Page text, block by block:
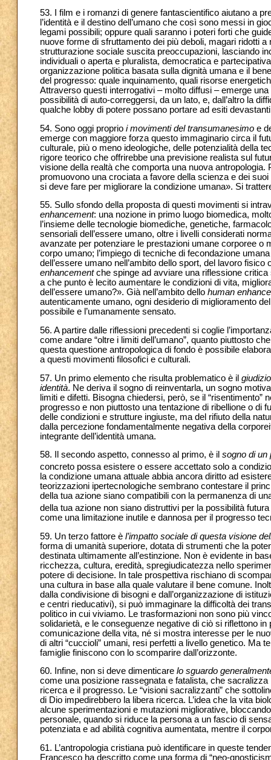
53. I film e i romanzi di genere fantascientifico aiutano a
l’identità e il destino dell’umano che così sono messi in
legami possibili; oppure quali saranno i poteri forti che
nuove forme di sfruttamento dei più deboli, magari ridotti
strutturazione sociale suscita preoccupazioni, lasciando
individuali o aperta e pluralista, democratica e
organizzazione politica basata sulla dignità umana e il
del progresso: quale inquinamento, quali risorse
Attraverso questi interrogativi – molto diffusi – emerge
possibilità di auto-correggersi, da un lato, e, dall’altro la
qualche lobby di potere possano portare ad esiti
54. Sono oggi proprio i movimenti del transumanesimo e
emerge con maggiore forza questo immaginario circa il
culturale, più o meno ideologiche, delle potenzialità della
rigore teorico che offrirebbe una previsione realista sul
visione della realtà che comporta una nuova
promuovono una crociata a favore della scienza e dei
si deve fare per migliorare la condizione umana». Si
55. Sullo sfondo della proposta di questi movimenti si
enhancement: una nozione in primo luogo biomedica,
l’insieme delle tecnologie biomediche, genetiche,
sensoriali dell’essere umano, oltre i livelli considerati
avanzate per potenziare le prestazioni umane corporee o
corpo umano; l’impiego di tecniche di fecondazione
dell’essere umano nell’ambito dello sport, del lavoro
enhancementche spinge ad avviare una riflessione
a che punto è lecito aumentare le condizioni di vita,
dell’essere umano?». Già nell’ambito dello human
autenticamente umano, ogni desiderio di miglioramento
possibile e l’umanamente sensato.
56. A partire dalle riflessioni precedenti si coglie
come andare “oltre i limiti dell’umano”, quanto piuttosto
questa questione antropologica di fondo è possibile
a questi movimenti filosofici e culturali.
57. Un primo elemento che risulta problematico è il
identità. Ne deriva il sogno di reinventarla, un sogno
limiti e difetti. Bisogna chiedersi, però, se il
progresso e non piuttosto una tentazione di ribellione o di
delle condizioni e strutture ingiuste, ma del rifiuto della
dalla percezione fondamentalmente negativa della
integrante dell’identità umana.
58. Il secondo aspetto, connesso al primo, è il sogno di un
concreto possa esistere o essere accettato solo a
la condizione umana attuale abbia ancora diritto ad
teorizzazioni ipertecnologiche sembrano contestare il
della tua azione siano compatibili con la permanenza di
della tua azione non siano distruttivi per la possibilità
come una limitazione inutile e dannosa per il progresso
59. Un terzo fattore è l’impatto sociale di questa visione
forma di umanità superiore, dotata di strumenti che la
destinata ultimamente all’estinzione. Non è evidente in
ricchezza, cultura, eredità, spregiudicatezza nello
potere di decisione. In tale prospettiva rischiano di
una cultura in base alla quale valutare il bene comune.
dalla condivisione di bisogni e dall’organizzazione di
e centri rieducativi), si può immaginare la difficoltà dei
politico in cui viviamo. Le trasformazioni non sono più
solidarietà, e le conseguenze negative di ciò si riflettono
comunicazione della vita, né si mostra interesse per le
di altri “cuccioli” umani, resi perfetti a livello genetico. Ma
famiglie finiscono con lo scomparire dall’orizzonte.
60. Infine, non si deve dimenticare lo sguardo
come una posizione rassegnata e fatalista, che
ricerca e il progresso. Le “visioni sacralizzanti” che
di Dio impedirebbero la libera ricerca. L’idea che la vita
alcune sperimentazioni e mutazioni migliorative,
personale, quando si riduce la persona a un fascio di
potenziata e ad abilità cognitiva aumentata, mentre il
61. L’antropologia cristiana può identificare in queste
Francesco ha descritto come una forma di “neo-